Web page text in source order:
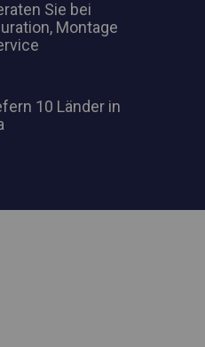
Sie bei
Montage
10 Länder in